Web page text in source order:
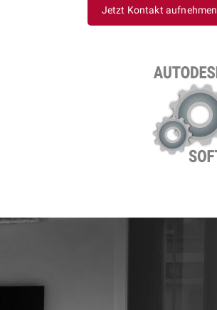
Jetzt Kontakt aufnehmen